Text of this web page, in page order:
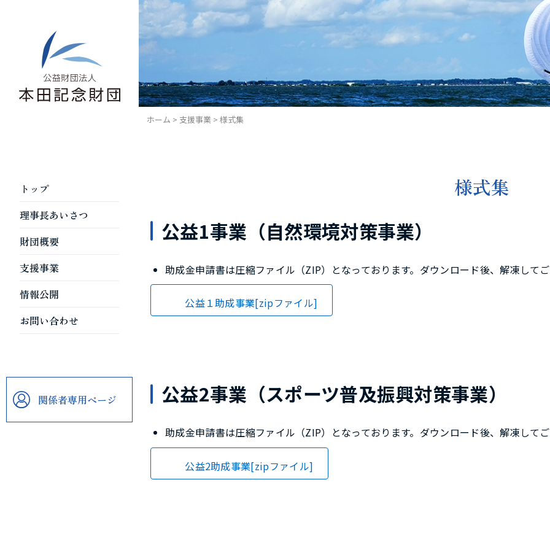
トップ
理事長あいさつ
財団概要
支援事業
情報公開
お問い合わせ
関係者専用ページ
ホーム > 支援事業 > 様式集
様式集
公益1事業（自然環境対策事業）
助成金申請書は圧縮ファイル（ZIP）となっております。ダウンロード後、解凍してご
公益１助成事業[zipファイル]
公益2事業（スポーツ普及振興対策事業）
助成金申請書は圧縮ファイル（ZIP）となっております。ダウンロード後、解凍してご
公益2助成事業[zipファイル]